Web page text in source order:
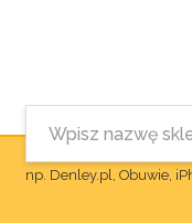
np. Denley.pl, Obuwie,